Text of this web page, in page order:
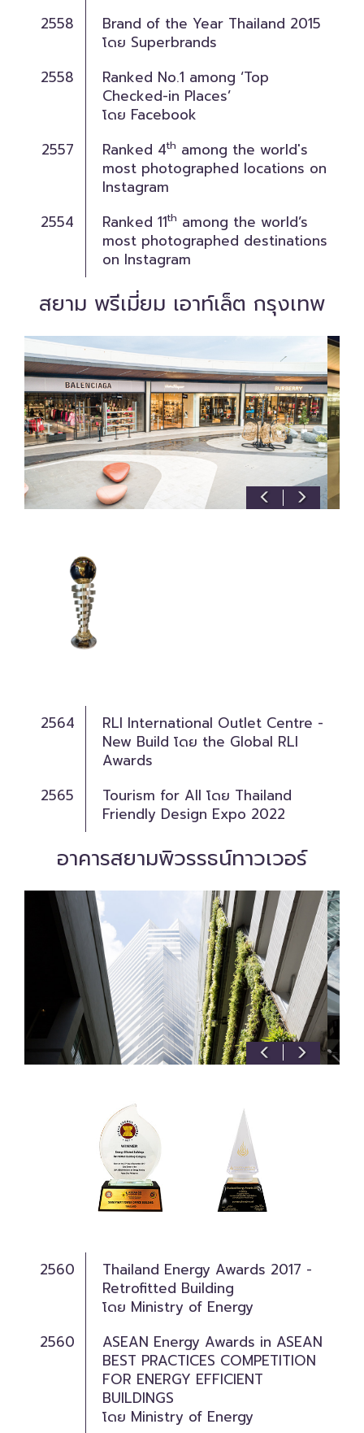
2558
Brand of the Year Thailand 2015
โดย Superbrands
2558
Ranked No.1 among ‘Top
Checked-in Places’
โดย Facebook
2557
Ranked 4th among the world's
most photographed locations on
Instagram
2554
Ranked 11th among the world’s
most photographed destinations
on Instagram
สยาม พรีเมี่ยม เอาท์เล็ต กรุงเทพ
2564
RLI International Outlet Centre -
New Build โดย the Global RLI
Awards
2565
Tourism for All โดย Thailand
Friendly Design Expo 2022
อาคารสยามพิวรรธน์ทาวเวอร์
2560
Thailand Energy Awards 2017 -
Retrofitted Building
โดย Ministry of Energy
2560
ASEAN Energy Awards in ASEAN
BEST PRACTICES COMPETITION
FOR ENERGY EFFICIENT
BUILDINGS
โดย Ministry of Energy